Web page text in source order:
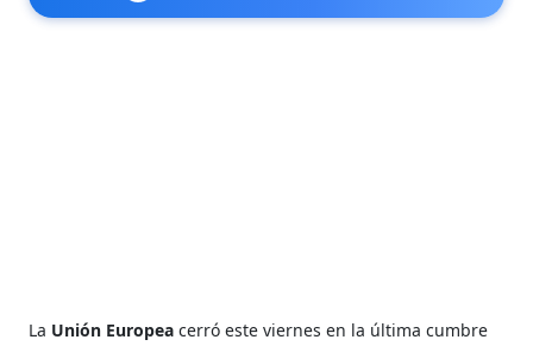
La Unión Europeacerró este viernes en la última cumbre